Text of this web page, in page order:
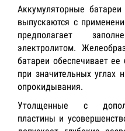
Аккумуляторные
выпускаются с
предполагает
электролитом.
батареи обеспечивает
при значительных углах
опрокидывания.
Утолщенные с
пластины и